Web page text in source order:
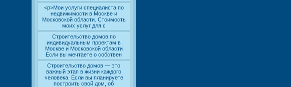
<p>Мои услуги специалиста по
недвижимости в Москве и
Московской области. Стоимость
моих услуг для с
Строительство домов по
индивидуальным проектам в
Москве и Московской области
Если вы мечтаете о собствен
Строительство домов — это
важный этап в жизни каждого
человека. Если вы планируете
построить свой дом, об